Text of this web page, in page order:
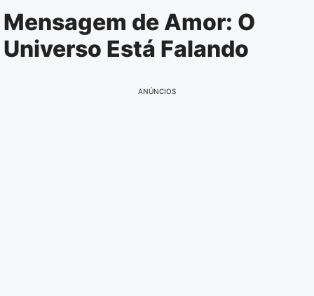
Pular
para
o
Mensagem de Amor: O
Universo Está Falando
ANÚNCIOS